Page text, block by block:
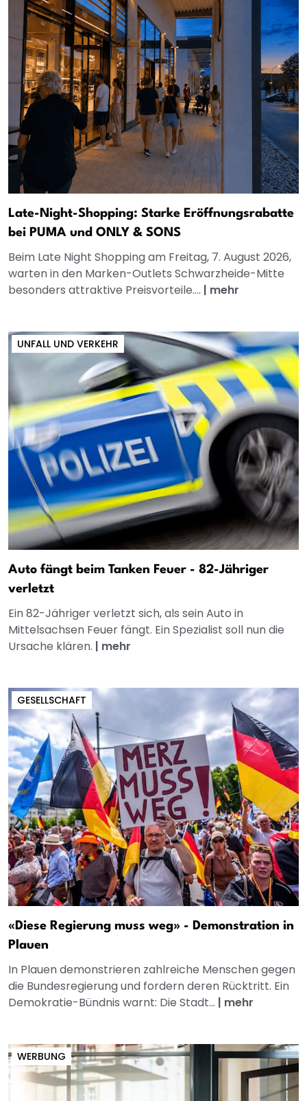
Late-Night-Shopping: Starke Eröffnungsrabatte
bei PUMA und ONLY & SONS
Beim Late Night Shopping am Freitag, 7. August 2026,
warten in den Marken-Outlets Schwarzheide-Mitte
besonders attraktive Preisvorteile.... | mehr
UNFALL UND VERKEHR
Auto fängt beim Tanken Feuer - 82-Jähriger
verletzt
Ein 82-Jähriger verletzt sich, als sein Auto in
Mittelsachsen Feuer fängt. Ein Spezialist soll nun die
Ursache klären. | mehr
GESELLSCHAFT
«Diese Regierung muss weg» - Demonstration in
Plauen
In Plauen demonstrieren zahlreiche Menschen gegen
die Bundesregierung und fordern deren Rücktritt. Ein
Demokratie-Bündnis warnt: Die Stadt... | mehr
WERBUNG